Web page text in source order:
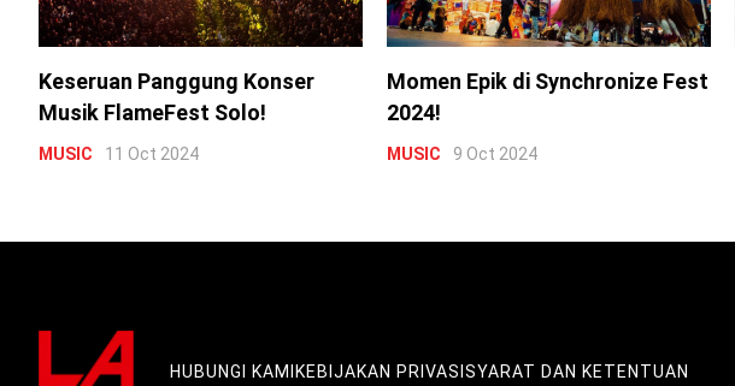
Keseruan Panggung Konser
Musik FlameFest Solo!
MUSIC 11 Oct 2024
Momen Epik di Synchronize Fest
2024!
MUSIC 9 Oct 2024
HUBUNGI KAMI KEBIJAKAN PRIVASI SYARAT DAN KETENTUAN